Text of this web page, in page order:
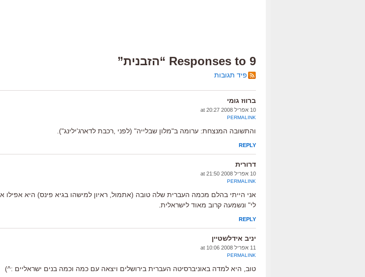
9 Responses to “הזבנית”
פיד תגובות
ברווז גומי
10 אפריל 2008 at 20:27
PERMALINK
והתשובה המנצחת: ערומה ב"מלון שבלייה" (לפני ,רכבת לדארג'ילינג").
REPLY
דרורית
10 אפריל 2008 at 21:50
PERMALINK
אני הייתי בהלם מכמה העברית שלה טובה (אתמול, ראיון למישהו בגיא פינס) היא
לי" ונשמעה קרוב מאוד לישראלית.
REPLY
יניב אידלשטיין
11 אפריל 2008 at 10:06
PERMALINK
טוב, היא למדה באוניברסיטה העברית בירושלים ויצאה עם כמה וכמה בנים ישראליים :^)